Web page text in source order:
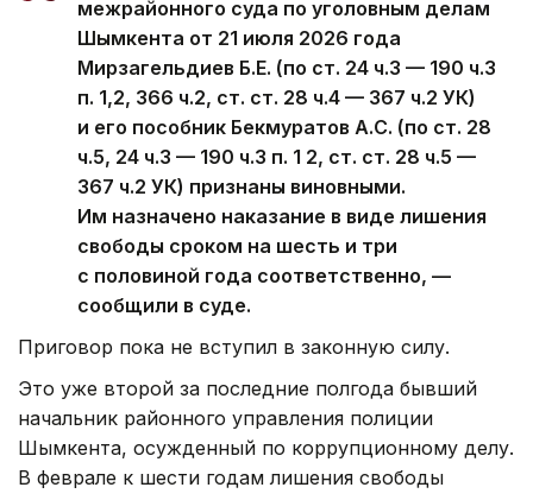
межрайонного суда по уголовным делам
Шымкента от 21 июля 2026 года
Мирзагельдиев Б.Е. (по ст. 24 ч.3 — 190 ч.3
п. 1,2, 366 ч.2, ст. ст. 28 ч.4 — 367 ч.2 УК)
и его пособник Бекмуратов А.С. (по ст. 28
ч.5, 24 ч.3 — 190 ч.3 п. 1 2, ст. ст. 28 ч.5 —
367 ч.2 УК) признаны виновными.
Им назначено наказание в виде лишения
свободы сроком на шесть и три
с половиной года соответственно, —
сообщили в суде.
Приговор пока не вступил в законную силу.
Это уже второй за последние полгода бывший
начальник районного управления полиции
Шымкента, осужденный по коррупционному делу.
В феврале к шести годам лишения свободы